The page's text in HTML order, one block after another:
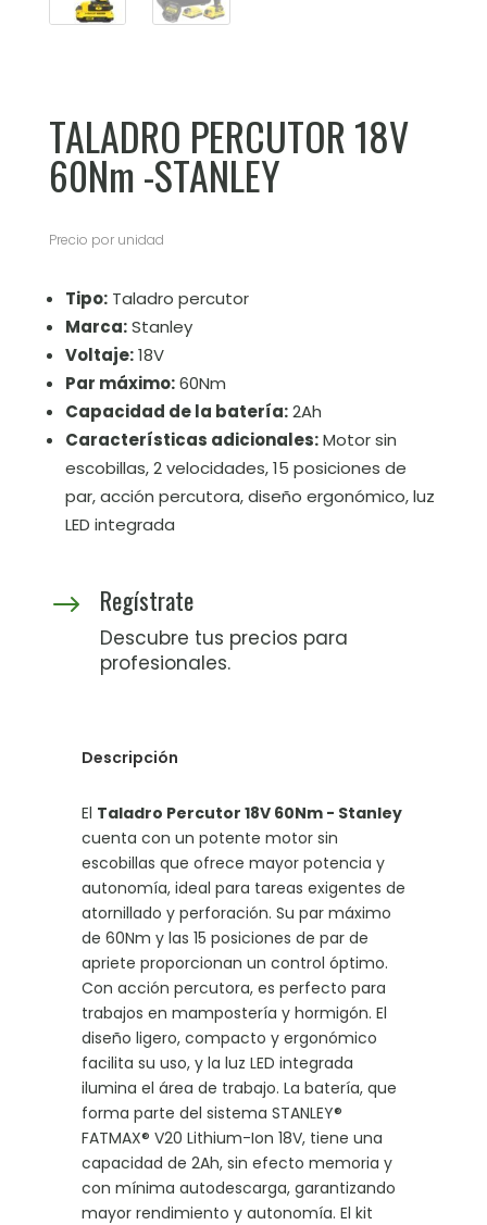
TALADRO PERCUTOR 18V
60Nm -STANLEY
Precio por unidad
Tipo:Taladro percutor
Marca:Stanley
Voltaje:18V
Par máximo:60Nm
Capacidad de la batería:2Ah
Características adicionales:Motor sin
escobillas, 2 velocidades, 15 posiciones de
par, acción percutora, diseño ergonómico, luz
LED integrada
$ Regístrate
Descubre tus precios para
profesionales.
Descripción
El Taladro Percutor 18V 60Nm - Stanley
cuenta con un potente motor sin
escobillas que ofrece mayor potencia y
autonomía, ideal para tareas exigentes de
atornillado y perforación. Su par máximo
de 60Nm y las 15 posiciones de par de
apriete proporcionan un control óptimo.
Con acción percutora, es perfecto para
trabajos en mampostería y hormigón. El
diseño ligero, compacto y ergonómico
facilita su uso, y la luz LED integrada
ilumina el área de trabajo. La batería, que
forma parte del sistema STANLEY®
FATMAX® V20 Lithium-Ion 18V, tiene una
capacidad de 2Ah, sin efecto memoria y
con mínima autodescarga, garantizando
mayor rendimiento y autonomía. El kit